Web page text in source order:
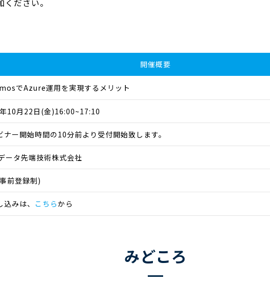
ださい。
開催概要
でAzure運用を実現するメリット
10月22日(金)16:00~17:10
ナー開始時間の10分前より受付開始致します。
ータ先端技術株式会社
前登録制)
込みは、 こちらから
みどころ